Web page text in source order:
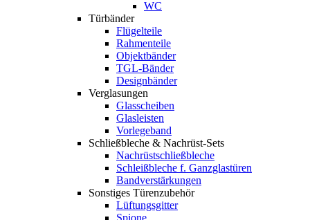
WC
Türbänder
Flügelteile
Rahmenteile
Objektbänder
TGL-Bänder
Designbänder
Verglasungen
Glasscheiben
Glasleisten
Vorlegeband
Schließbleche & Nachrüst-Sets
Nachrüstschließbleche
Schleißbleche f. Ganzglastüren
Bandverstärkungen
Sonstiges Türenzubehör
Lüftungsgitter
Spione